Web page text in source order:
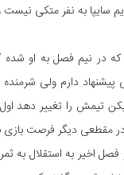
سایپا به نفر متکی
که در نیم فصل به او
پیشنهاد دارم ولی
تیمش را تغییر دهد
مقطعی دیگر فرصت بازی
اخیر به استقلال به